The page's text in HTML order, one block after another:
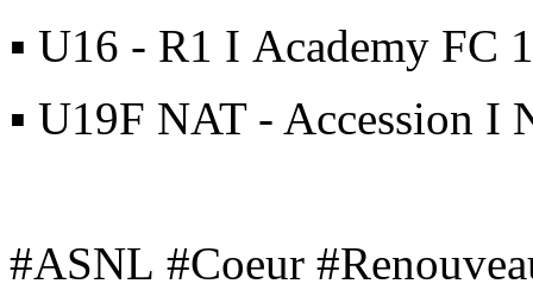
▪ U16 - R1 I Academy FC
▪ U19F NAT - Accession I
#ASNL #Coeur